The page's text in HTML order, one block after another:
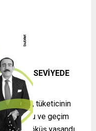
REKOR SEVİYEDE
aksine, tüketicinin
durumunu ve geçim